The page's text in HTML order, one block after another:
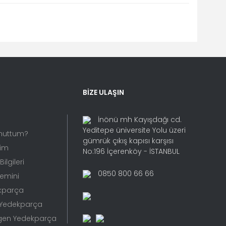
Yedekparça
BİZE ULAŞIN
İnönü mh Kayışdağı cd.
Yeditepe üniversite Yolu üzeri
gümrük çıkış kapısı karşısı
No:196 İçerenköy - İSTANBUL
0850 800 66 66